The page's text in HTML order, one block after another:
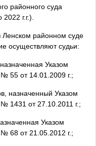
районного суда
г.г.).
районном суде
осуществляют судьи:
Указом
55 от 14.01.2009 г.;
назначенный Указом
1431 от 27.10.2011 г.;
Указом
68 от 21.05.2012 г.;